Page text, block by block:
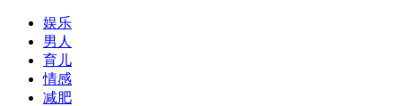
娱乐
男人
育儿
情感
减肥